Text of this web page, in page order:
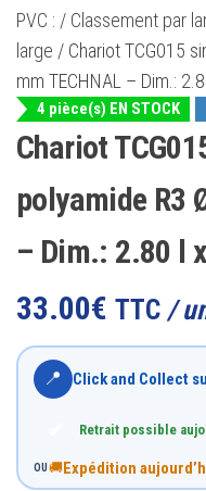
PVC : / Classement par
large / Chariot TCG015
mm TECHNAL – Dim.:
4 pièce(s) EN STOCK
Chariot
polyamide R3
– Dim.: 2.80 l
33.00€ TTC /
📍 Click and Collect
Retrait possible
OU 🚚Expédition